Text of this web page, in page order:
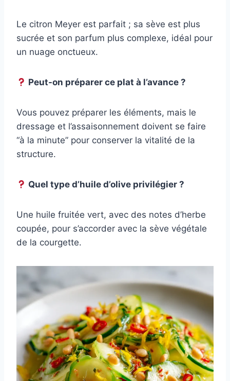
Le citron Meyer est parfait ; sa sève est plus
sucrée et son parfum plus complexe, idéal pour
un nuage onctueux.
Peut-on préparer ce plat à l’avance ?
Vous pouvez préparer les éléments, mais le
dressage et l’assaisonnement doivent se faire
“à la minute” pour conserver la vitalité de la
structure.
Quel type d’huile d’olive privilégier ?
Une huile fruitée vert, avec des notes d’herbe
coupée, pour s’accorder avec la sève végétale
de la courgette.